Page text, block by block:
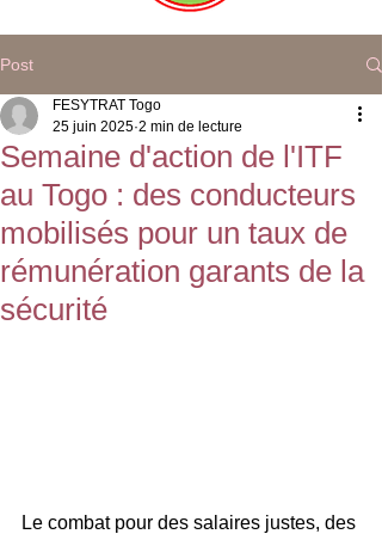
Post
Semaine d'action de l'ITF
au Togo : des conducteurs
mobilisés pour un taux de
rémunération garants de la
sécurité
FESYTRAT Togo
25 juin 2025 2 min de lecture
Le combat pour des salaires justes, des